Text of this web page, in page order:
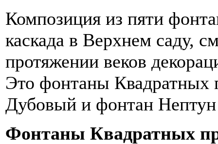
Композиция из пяти
каскада в Верхнем саду,
протяжении веков
Это фонтаны
Дубовый и фонтан
Фонтаны Квадратных